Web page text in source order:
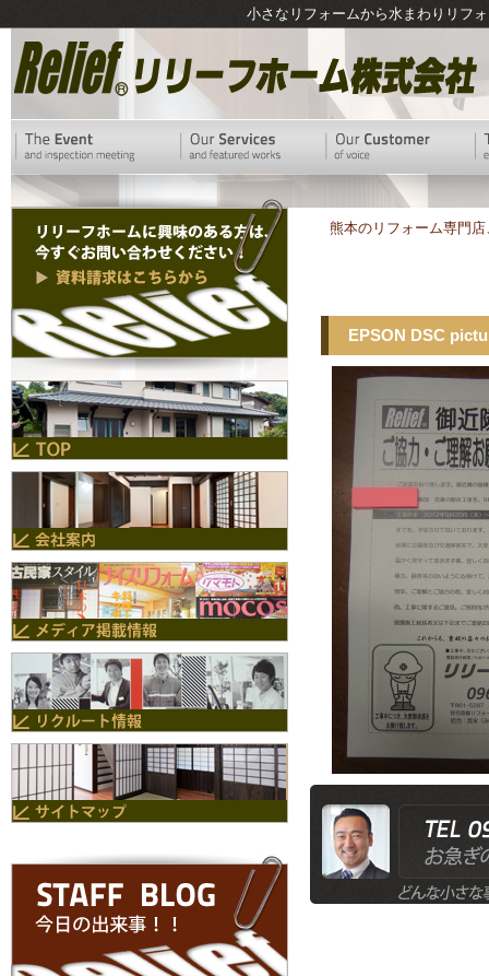
小さなリフォームから水まわりリフ
熊本のリフォーム専門
EPSON DSC